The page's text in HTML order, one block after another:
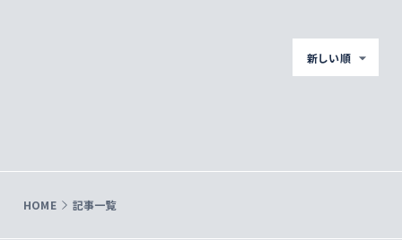
新しい順
HOME 記事一覧